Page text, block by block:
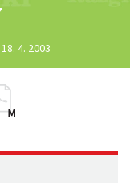
4. 2003